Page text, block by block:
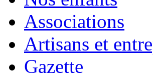
Associations
Artisans et
Gazette